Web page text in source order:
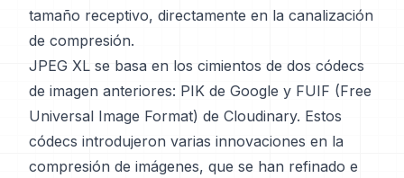
tamaño receptivo, directamente en la canalización
de compresión.
JPEG XL se basa en los cimientos de dos códecs
de imagen anteriores: PIK de Google y FUIF (Free
Universal Image Format) de Cloudinary. Estos
códecs introdujeron varias innovaciones en la
compresión de imágenes, que se han refinado e